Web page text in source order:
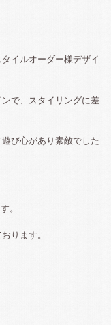
イルオーダー様デザイ
で、スタイリングに差
び心があり素敵でした
。
ります。